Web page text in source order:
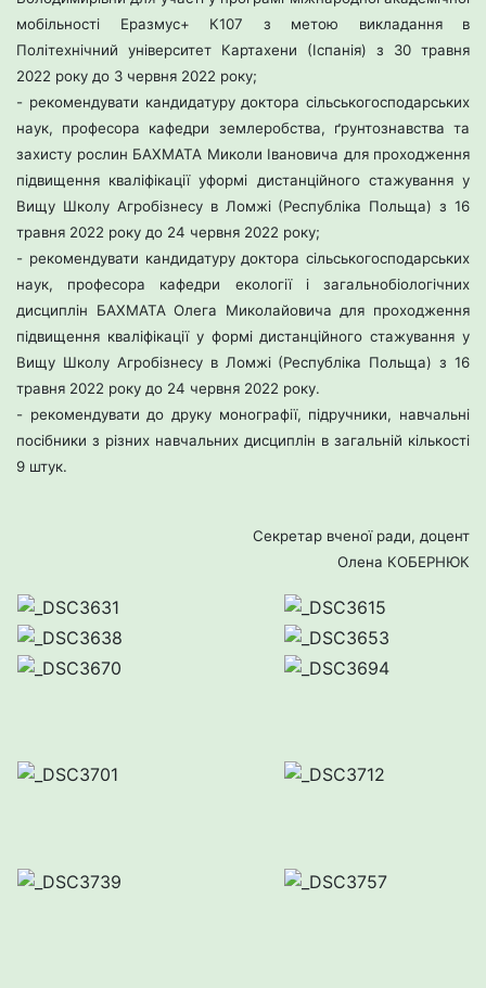
мобільності Еразмус+ К107 з метою викладання в
Політехнічний університет Картахени (Іспанія) з 30 травня
2022 року до 3 червня 2022 року;
- рекомендувати кандидатуру доктора сільськогосподарських
наук, професора кафедри землеробства, ґрунтознавства та
захисту рослин БАХМАТА Миколи Івановича для проходження
підвищення кваліфікації уформі дистанційного стажування у
Вищу Школу Агробізнесу в Ломжі (Республіка Польща) з 16
травня 2022 року до 24 червня 2022 року;
- рекомендувати кандидатуру доктора сільськогосподарських
наук, професора кафедри екології і загальнобіологічних
дисциплін БАХМАТАОлега Миколайовича для проходження
підвищення кваліфікації у формідистанційного стажування у
Вищу Школу Агробізнесу в Ломжі (Республіка Польща) з 16
травня 2022 року до 24 червня 2022 року.
- рекомендувати до друку монографії, підручники, навчальні
посібники з різних навчальних дисциплін в загальній кількості
9 штук.
Секретар вченої ради, доцент
Олена КОБЕРНЮК